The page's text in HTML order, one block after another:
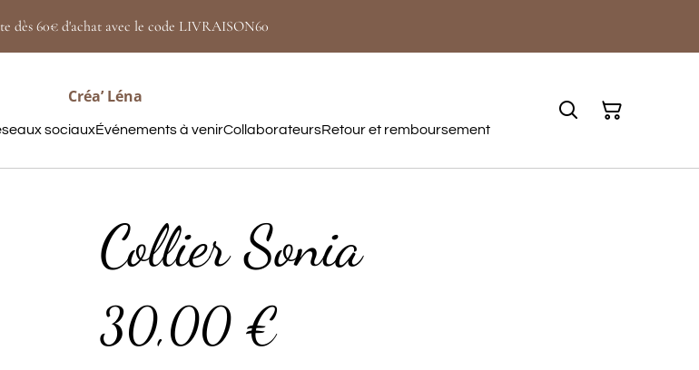
dès 60€ d'achat avec le code LIVRAISON60
Créa’ Léna
sociauxÉvénements à venirCollaborateursRetour et remboursement
Collier Sonia
30,00 €